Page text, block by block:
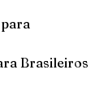
Brasileiros